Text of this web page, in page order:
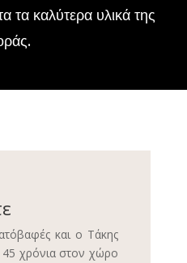
τα καλύτερα υλικά της
και ο Τάκης
χρόνια στον χώρο